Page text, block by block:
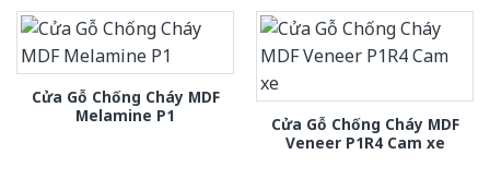
Cửa Gỗ Chống Cháy MDF
Melamine P1
Cửa Gỗ Chống Cháy MDF
Veneer P1R4 Cam xe